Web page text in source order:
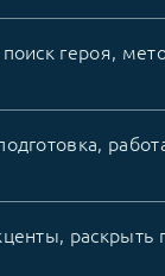
героя,
раскрыть